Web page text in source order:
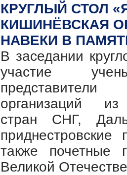
КРУГЛЫЙ СТОЛ
КИШИНЁВСКАЯ
НАВЕКИ В
В заседании
участие
организаций из
стран СНГ,
приднестровские
также почетные
Великой